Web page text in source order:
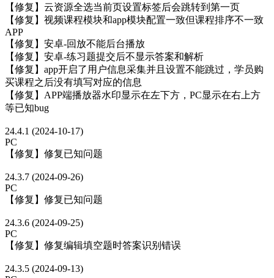
【修复】云资源全选当前页设置标签后会跳转到第一页
【修复】视频课程模块和app模块配置一致但课程排序不一致
APP
【修复】安卓-回放不能后台播放
【修复】安卓-练习题提交后不显示答案和解析
【修复】app开启了用户信息采集并且设置不能跳过，学员购
买课程之后没有填写对应的信息
【修复】APP端播放器水印显示在左下方，PC显示在右上方
等已知bug
24.4.1 (2024-10-17)
PC
【修复】修复已知问题
24.3.7 (2024-09-26)
PC
【修复】修复已知问题
24.3.6 (2024-09-25)
PC
【修复】修复编辑填空题时答案识别错误
24.3.5 (2024-09-13)